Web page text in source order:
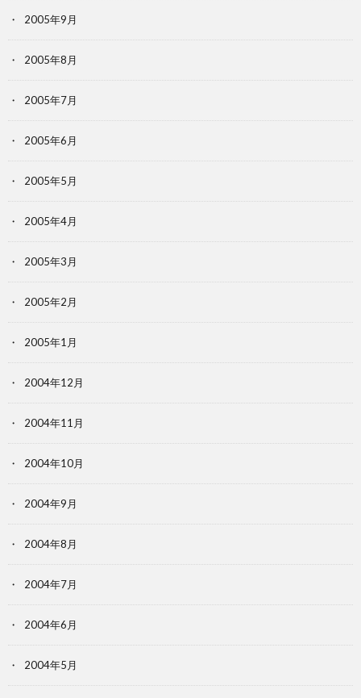
2005年9月
2005年8月
2005年7月
2005年6月
2005年5月
2005年4月
2005年3月
2005年2月
2005年1月
2004年12月
2004年11月
2004年10月
2004年9月
2004年8月
2004年7月
2004年6月
2004年5月